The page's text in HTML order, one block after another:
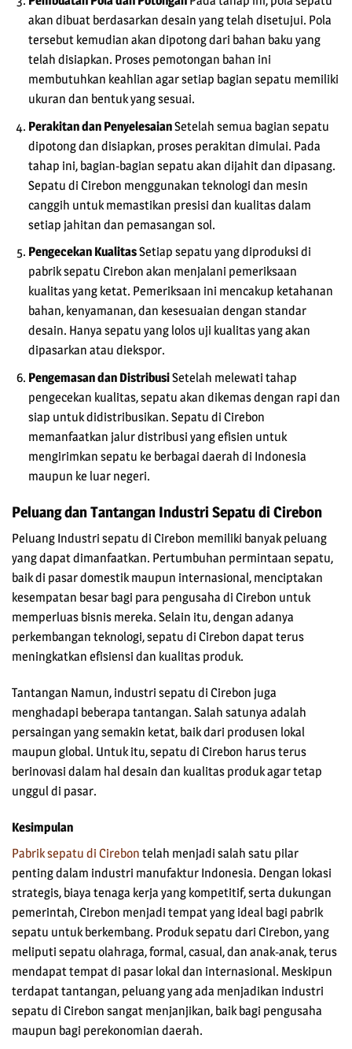
akan dibuat berdasarkan desain yang telah disetujui. Pola
tersebut kemudian akan dipotong dari bahan baku yang
telah disiapkan. Proses pemotongan bahan ini
membutuhkan keahlian agar setiap bagian sepatu memiliki
ukuran dan bentuk yang sesuai.
Perakitan dan PenyelesaianSetelah semua bagian sepatu
dipotong dan disiapkan, proses perakitan dimulai. Pada
tahap ini, bagian-bagian sepatu akan dijahit dan dipasang.
Sepatu di Cirebon menggunakan teknologi dan mesin
canggih untuk memastikan presisi dan kualitas dalam
setiap jahitan dan pemasangan sol.
Pengecekan KualitasSetiap sepatu yang diproduksi di
pabrik sepatu Cirebon akan menjalani pemeriksaan
kualitas yang ketat. Pemeriksaan ini mencakup ketahanan
bahan, kenyamanan, dan kesesuaian dengan standar
desain. Hanya sepatu yang lolos uji kualitas yang akan
dipasarkan atau diekspor.
Pengemasan dan DistribusiSetelah melewati tahap
pengecekan kualitas, sepatu akan dikemas dengan rapi dan
siap untuk didistribusikan. Sepatu di Cirebon
memanfaatkan jalur distribusi yang efisien untuk
mengirimkan sepatu ke berbagai daerah di Indonesia
maupun ke luar negeri.
Peluang dan Tantangan Industri Sepatu di Cirebon
Peluang Industri sepatu di Cirebon memiliki banyak peluang
yang dapat dimanfaatkan. Pertumbuhan permintaan sepatu,
baik di pasar domestik maupun internasional, menciptakan
kesempatan besar bagi para pengusaha di Cirebon untuk
memperluas bisnis mereka. Selain itu, dengan adanya
perkembangan teknologi, sepatu di Cirebon dapat terus
meningkatkan efisiensi dan kualitas produk.
Tantangan Namun, industri sepatu di Cirebon juga
menghadapi beberapa tantangan. Salah satunya adalah
persaingan yang semakin ketat, baik dari produsen lokal
maupun global. Untuk itu, sepatu di Cirebon harus terus
berinovasi dalam hal desain dan kualitas produk agar tetap
unggul di pasar.
Kesimpulan
Pabrik sepatu di Cirebon telah menjadi salah satu pilar
penting dalam industri manufaktur Indonesia. Dengan lokasi
strategis, biaya tenaga kerja yang kompetitif, serta dukungan
pemerintah, Cirebon menjadi tempat yang ideal bagi pabrik
sepatu untuk berkembang. Produk sepatu dari Cirebon, yang
meliputi sepatu olahraga, formal, casual, dan anak-anak, terus
mendapat tempat di pasar lokal dan internasional. Meskipun
terdapat tantangan, peluang yang ada menjadikan industri
sepatu di Cirebon sangat menjanjikan, baik bagi pengusaha
maupun bagi perekonomian daerah.